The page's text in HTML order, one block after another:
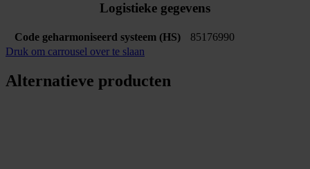
Logistieke gegevens
Code geharmoniseerd systeem (HS)
85176990
Druk om carrousel over te slaan
Alternatieve producten